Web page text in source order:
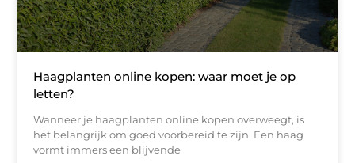
Haagplanten online kopen: waar moet je op
letten?
Wanneer je haagplanten online kopen overweegt, is
het belangrijk om goed voorbereid te zijn. Een haag
vormt immers een blijvende